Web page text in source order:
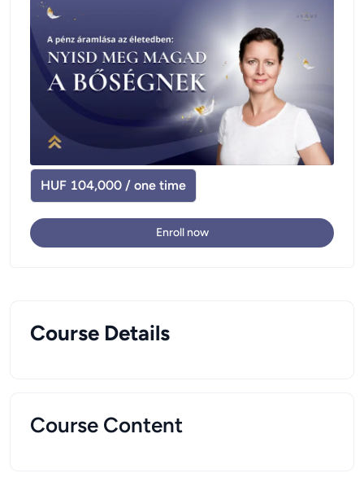
Course Details
Course Content
HUF 104,000 / one time
Enroll now